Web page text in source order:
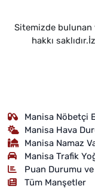
Sitemizde bulunan
hakkı
Manisa Nöbetçi
Manisa Hava
Manisa Namaz
Manisa Trafik
Puan Durumu
Tüm Manşetler